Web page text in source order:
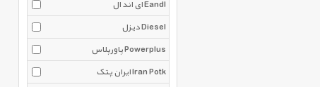
ای اند ال Eandl
دیزل Diesel
پاورپلاس Powerplus
ایران پتک Iran Potk